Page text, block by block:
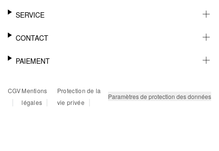
CARRIÈRE
SERVICE
NEWSLETTER
MÉMO
RETOURS
FAQ
CONTACT
AIDE
PAIEMENT
PAYPAL
CARTE BANCAIRE
CGV
|
Mentions
légales |
Protection de la
vie privée
| Paramètres de protection des données